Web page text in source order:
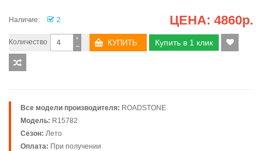
Наличие: 2 ЦЕНА: 4860р.
Количество −
+ Купить в 1 клик
Все модели производителя: ROADSTONE
Модель: R15782
Сезон: Лето
Оплата: При получении